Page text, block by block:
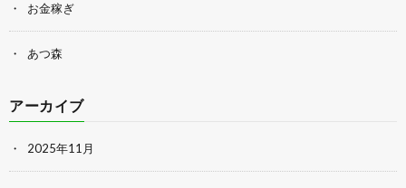
お金稼ぎ
あつ森
アーカイブ
2025年11月